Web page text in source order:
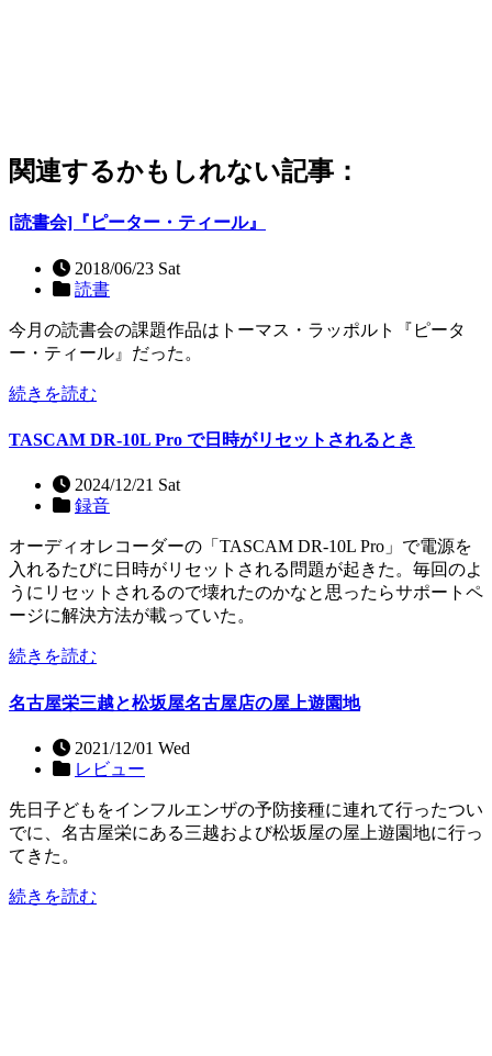
関連するかもしれない記事：
[読書会]『ピーター・ティール』
2018/06/23 Sat
読書
今月の読書会の課題作品はトーマス・ラッポルト『ピータ
ー・ティール』だった。
続きを読む
TASCAM DR-10L Pro で日時がリセットされるとき
2024/12/21 Sat
録音
オーディオレコーダーの「TASCAM DR-10L Pro」で電源を
入れるたびに日時がリセットされる問題が起きた。毎回のよ
うにリセットされるので壊れたのかなと思ったらサポートペ
ージに解決方法が載っていた。
続きを読む
名古屋栄三越と松坂屋名古屋店の屋上遊園地
2021/12/01 Wed
レビュー
先日子どもをインフルエンザの予防接種に連れて行ったつい
でに、名古屋栄にある三越および松坂屋の屋上遊園地に行っ
てきた。
続きを読む